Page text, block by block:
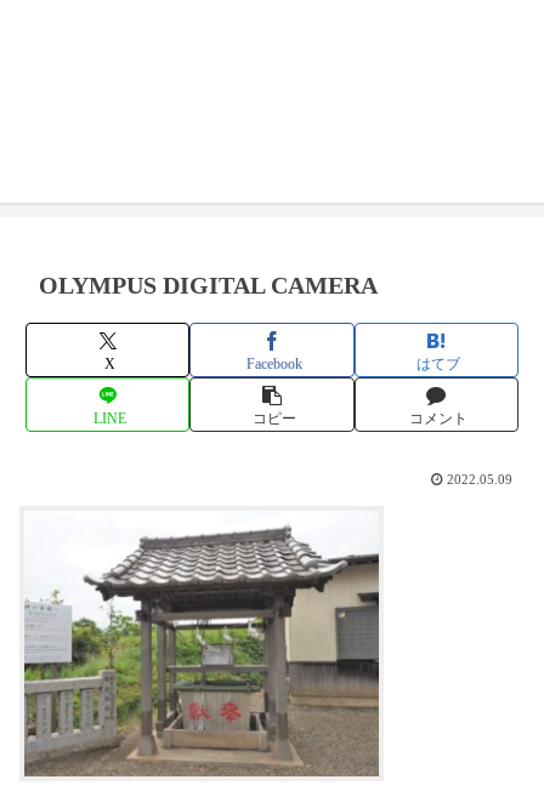
OLYMPUS DIGITAL CAMERA
X Facebook はてブ
LINE コピー コメント
2022.05.09